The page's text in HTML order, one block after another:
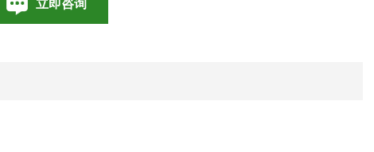
立即咨询